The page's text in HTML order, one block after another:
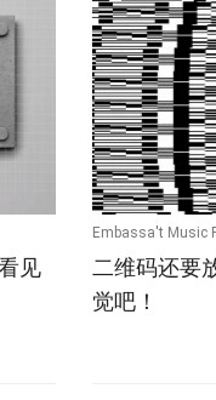
见
Embassa't Music
二维码还要
觉吧！